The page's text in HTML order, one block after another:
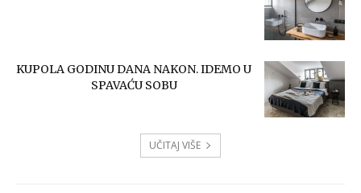
KUPOLA GODINU DANA NAKON. IDEMO U
SPAVAĆU SOBU
UČITAJ VIŠE